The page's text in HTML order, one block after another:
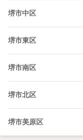
堺市中区
堺市東区
堺市南区
堺市北区
堺市美原区